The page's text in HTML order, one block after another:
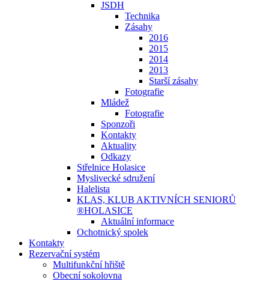
JSDH
Technika
Zásahy
2016
2015
2014
2013
Starší zásahy
Fotografie
Mládež
Fotografie
Sponzoři
Kontakty
Aktuality
Odkazy
Střelnice Holasice
Myslivecké sdružení
Halelista
KLAS, KLUB AKTIVNÍCH SENIORŮ
®HOLASICE
Aktuální informace
Ochotnický spolek
Kontakty
Rezervační systém
Multifunkční hřiště
Obecní sokolovna